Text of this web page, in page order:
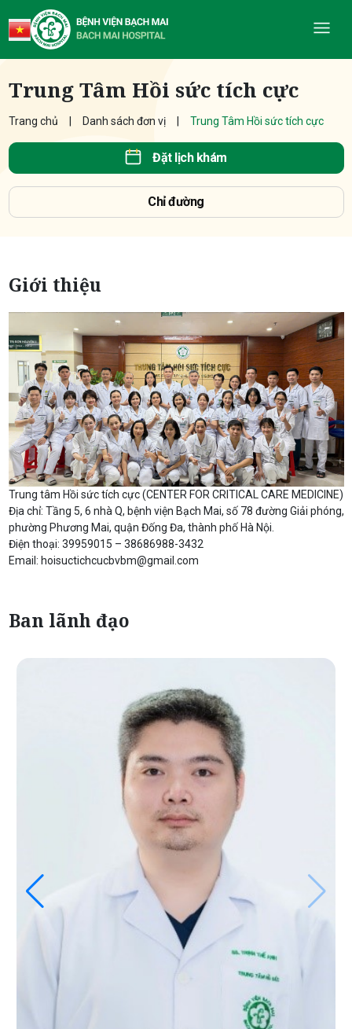
Trung Tâm Hồi sức tích cực
Trang chủ Danh sách đơn vị Trung Tâm Hồi sức tích cực
Đặt lịch khám
Chỉ đường
Giới thiệu
Trung tâm Hồi sức tích cực (CENTER FOR CRITICAL CARE MEDICINE)
Địa chỉ: Tầng 5, 6 nhà Q, bệnh viện Bạch Mai, số 78 đường Giải phóng,
phường Phương Mai, quận Đống Đa, thành phố Hà Nội.
Điện thoại: 39959015 – 38686988-3432
Email: hoisuctichcucbvbm@gmail.com
Ban lãnh đạo